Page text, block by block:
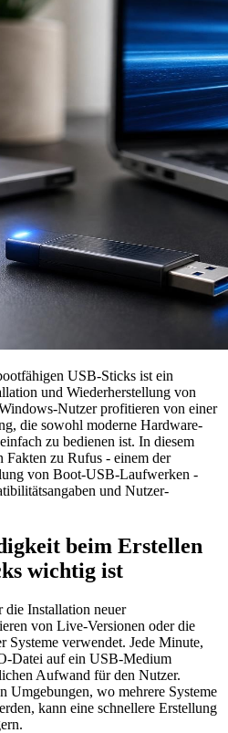
USB-Sticks ist ein
und Wiederherstellung von
Nutzer profitieren von einer
die sowohl moderne Hardware-
zu bedienen ist. In diesem
zu Rufus - einem der
von Boot-USB-Laufwerken -
und Nutzer-
beim Erstellen
wichtig ist
Installation neuer
von Live-Versionen oder die
Systeme verwendet. Jede Minute,
Datei auf ein USB-Medium
Aufwand für den Nutzer.
Umgebungen, wo mehrere Systeme
kann eine schnellere Erstellung